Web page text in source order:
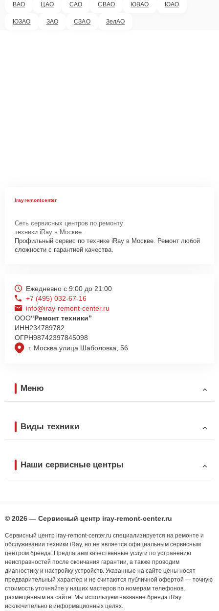
ВАО ЦАО САО СВАО ЮВАО ЮАО
ЮЗАО ЗАО СЗАО ЗелАО
Irayremontcenter
Сеть сервисных центров по ремонту
техники iRay в Москве.
Профильный сервис по технике iRay в Москве. Ремонт любой
сложности с гарантией качества.
г. Москва улица Шаболовка, 56
Ежедневно с 9:00 до 21:00
+7 (495) 032-67-16
info@iray-remont-center.ru
ООО“Ремонт техники”
ИНН234789782
ОГРН98742397845098
Меню
Виды техники
Наши сервисные центры
© 2026 — Сервисный центр iray-remont-center.ru
Сервисный центр iray-remont-center.ru специализируется на ремонте и
обслуживании техники iRay, но не является официальным сервисным
центром бренда. Предлагаем качественные услуги по устранению
неисправностей после окончания гарантии, а также проводим
диагностику и настройку устройств. Указанные на сайте цены носят
предварительный характер и не считаются публичной офертой — точную
стоимость уточняйте у наших мастеров по номерам телефонов,
размещённым на сайте. Мы используем название бренда iRay
исключительно в информационных целях.